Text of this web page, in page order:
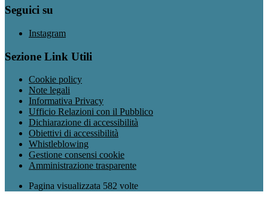
Seguici su
Instagram
Sezione Link Utili
Cookie policy
Note legali
Informativa Privacy
Ufficio Relazioni con il Pubblico
Dichiarazione di accessibilità
Obiettivi di accessibilità
Whistleblowing
Gestione consensi cookie
Amministrazione trasparente
Pagina visualizzata 582 volte